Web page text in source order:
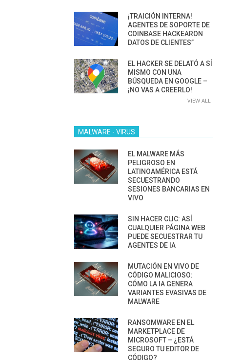
¡TRAICIÓN INTERNA!
AGENTES DE SOPORTE DE
COINBASE HACKEARON
DATOS DE CLIENTES”
EL HACKER SE DELATÓ A SÍ
MISMO CON UNA
BÚSQUEDA EN GOOGLE –
¡NO VAS A CREERLO!
VIEW ALL
MALWARE - VIRUS
EL MALWARE MÁS
PELIGROSO EN
LATINOAMÉRICA ESTÁ
SECUESTRANDO
SESIONES BANCARIAS EN
VIVO
SIN HACER CLIC: ASÍ
CUALQUIER PÁGINA WEB
PUEDE SECUESTRAR TU
AGENTES DE IA
MUTACIÓN EN VIVO DE
CÓDIGO MALICIOSO:
CÓMO LA IA GENERA
VARIANTES EVASIVAS DE
MALWARE
RANSOMWARE EN EL
MARKETPLACE DE
MICROSOFT – ¿ESTÁ
SEGURO TU EDITOR DE
CÓDIGO?